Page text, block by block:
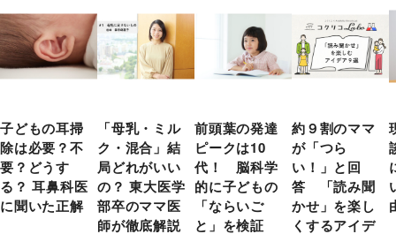
子どもの耳掃
除は必要？不
要？どうす
る？ 耳鼻科医
に聞いた正解
「母乳・ミル
ク・混合」結
局どれがいい
の？ 東大医学
部卒のママ医
師が徹底解説
前頭葉の発達
ピークは10
代！ 脳科学
的に子どもの
「ならいご
と」を検証
約９割のママ
が「つら
い！」と回
答 「読み聞
かせ」を楽し
くするアイデ